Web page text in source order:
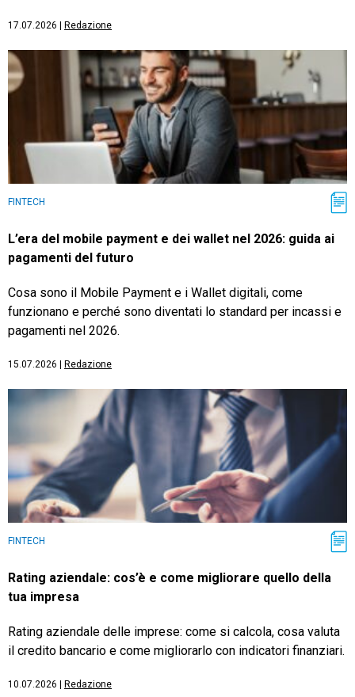
17.07.2026 | Redazione
FINTECH
L’era del mobile payment e dei wallet nel 2026: guida ai
pagamenti del futuro
Cosa sono il Mobile Payment e i Wallet digitali, come
funzionano e perché sono diventati lo standard per incassi e
pagamenti nel 2026.
15.07.2026 | Redazione
FINTECH
Rating aziendale: cos’è e come migliorare quello della
tua impresa
Rating aziendale delle imprese: come si calcola, cosa valuta
il credito bancario e come migliorarlo con indicatori finanziari.
10.07.2026 | Redazione